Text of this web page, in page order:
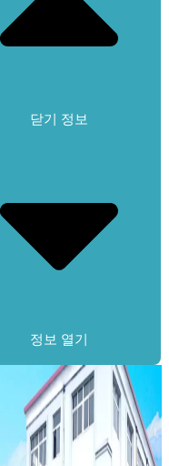
닫기 정보
정보 열기